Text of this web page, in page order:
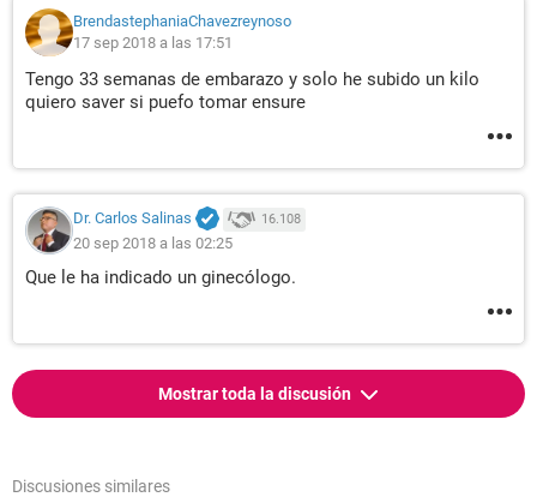
BrendastephaniaChavezreynoso
17 sep 2018 a las 17:51
Tengo 33 semanas de embarazo y solo he subido un kilo
quiero saver si puefo tomar ensure
Dr. Carlos Salinas 16.108
20 sep 2018 a las 02:25
Que le ha indicado un ginecólogo.
Mostrar toda la discusión
Discusiones similares